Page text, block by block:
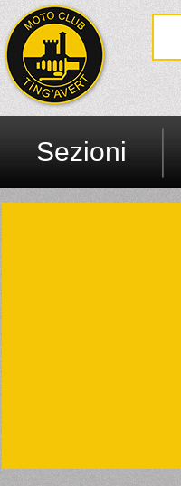
Sezioni